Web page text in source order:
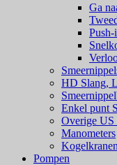
Ga
HD Slang,
Enkel punt
Overige US
Manometers
Kogelkranen
Pompen